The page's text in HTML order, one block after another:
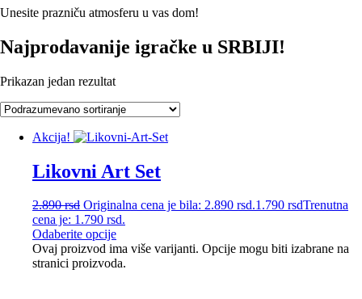
Unesite prazniču atmosferu u vas dom!
Najprodavanije igračke u SRBIJI!
Prikazan jedan rezultat
Akcija!
Likovni Art Set
2.890rsd Originalna cena je bila: 2.890 rsd.1.790 rsdTrenutna
cena je: 1.790 rsd.
Odaberite opcije
Ovaj proizvod ima više varijanti. Opcije mogu biti izabrane na
stranici proizvoda.